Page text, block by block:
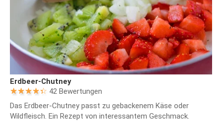
Erdbeer-Chutney
42 Bewertungen
Das Erdbeer-Chutney passt zu gebackenem Käse oder
Wildfleisch. Ein Rezept von interessantem Geschmack.